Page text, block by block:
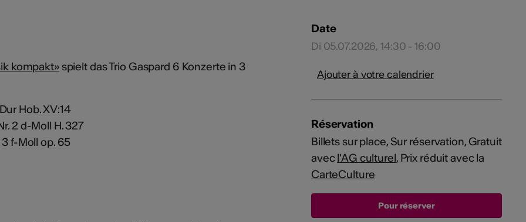
kompakt»spielt das Trio Gaspard 6 Konzerte in 3
Hob. XV:14
2 d-Moll H. 327
3 f-Moll op. 65
Date
Di 05.07.2026, 14:30 - 16:00
Ajouter à votre calendrier
Réservation
Billets sur place, Sur réservation, Gratuit
avecl'AG culturel, Prix réduit avec la
CarteCulture